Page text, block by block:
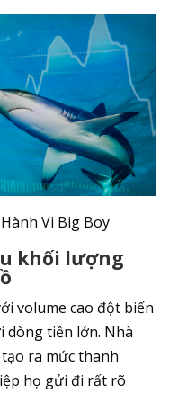
Vi Big Boy
khối lượng
volume cao đột biến
dòng tiền lớn. Nhà
ra mức thanh
họ gửi đi rất rõ